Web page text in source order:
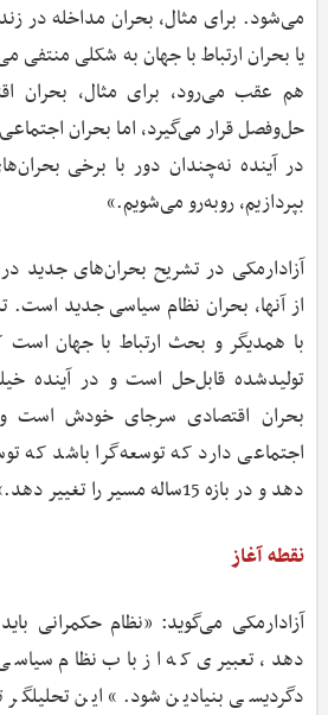
می‌شود. برای مثال، بحران مداخله در
یا بحران ارتباط با جهان به شکلی منتفی
هم عقب می‌رود، برای مثال، بحران
حل‌وفصل قرار می‌گیرد، اما بحران
در آینده نه‌چندان دور با برخی
بپردازیم، روبه‌رو می‌شویم.»
آزادارمکی در تشریح بحران‌های جدید
از آنها، بحران نظام سیاسی جدید است.
با همدیگر و بحث ارتباط با جهان است
تولیدشده قابل‌حل است و در آینده
بحران اقتصادی سرجای خودش است
اجتماعی دارد که توسعه‌گرا باشد که
دهد و در بازه 15ساله مسیر را تغییر دهد.»
نقطه آغاز
آزادارمکی می‌گوید: ‌«نظام حکمرانی
دهد، تعبیری که از باب نظام
دگردیسی بنیادین شود.» این